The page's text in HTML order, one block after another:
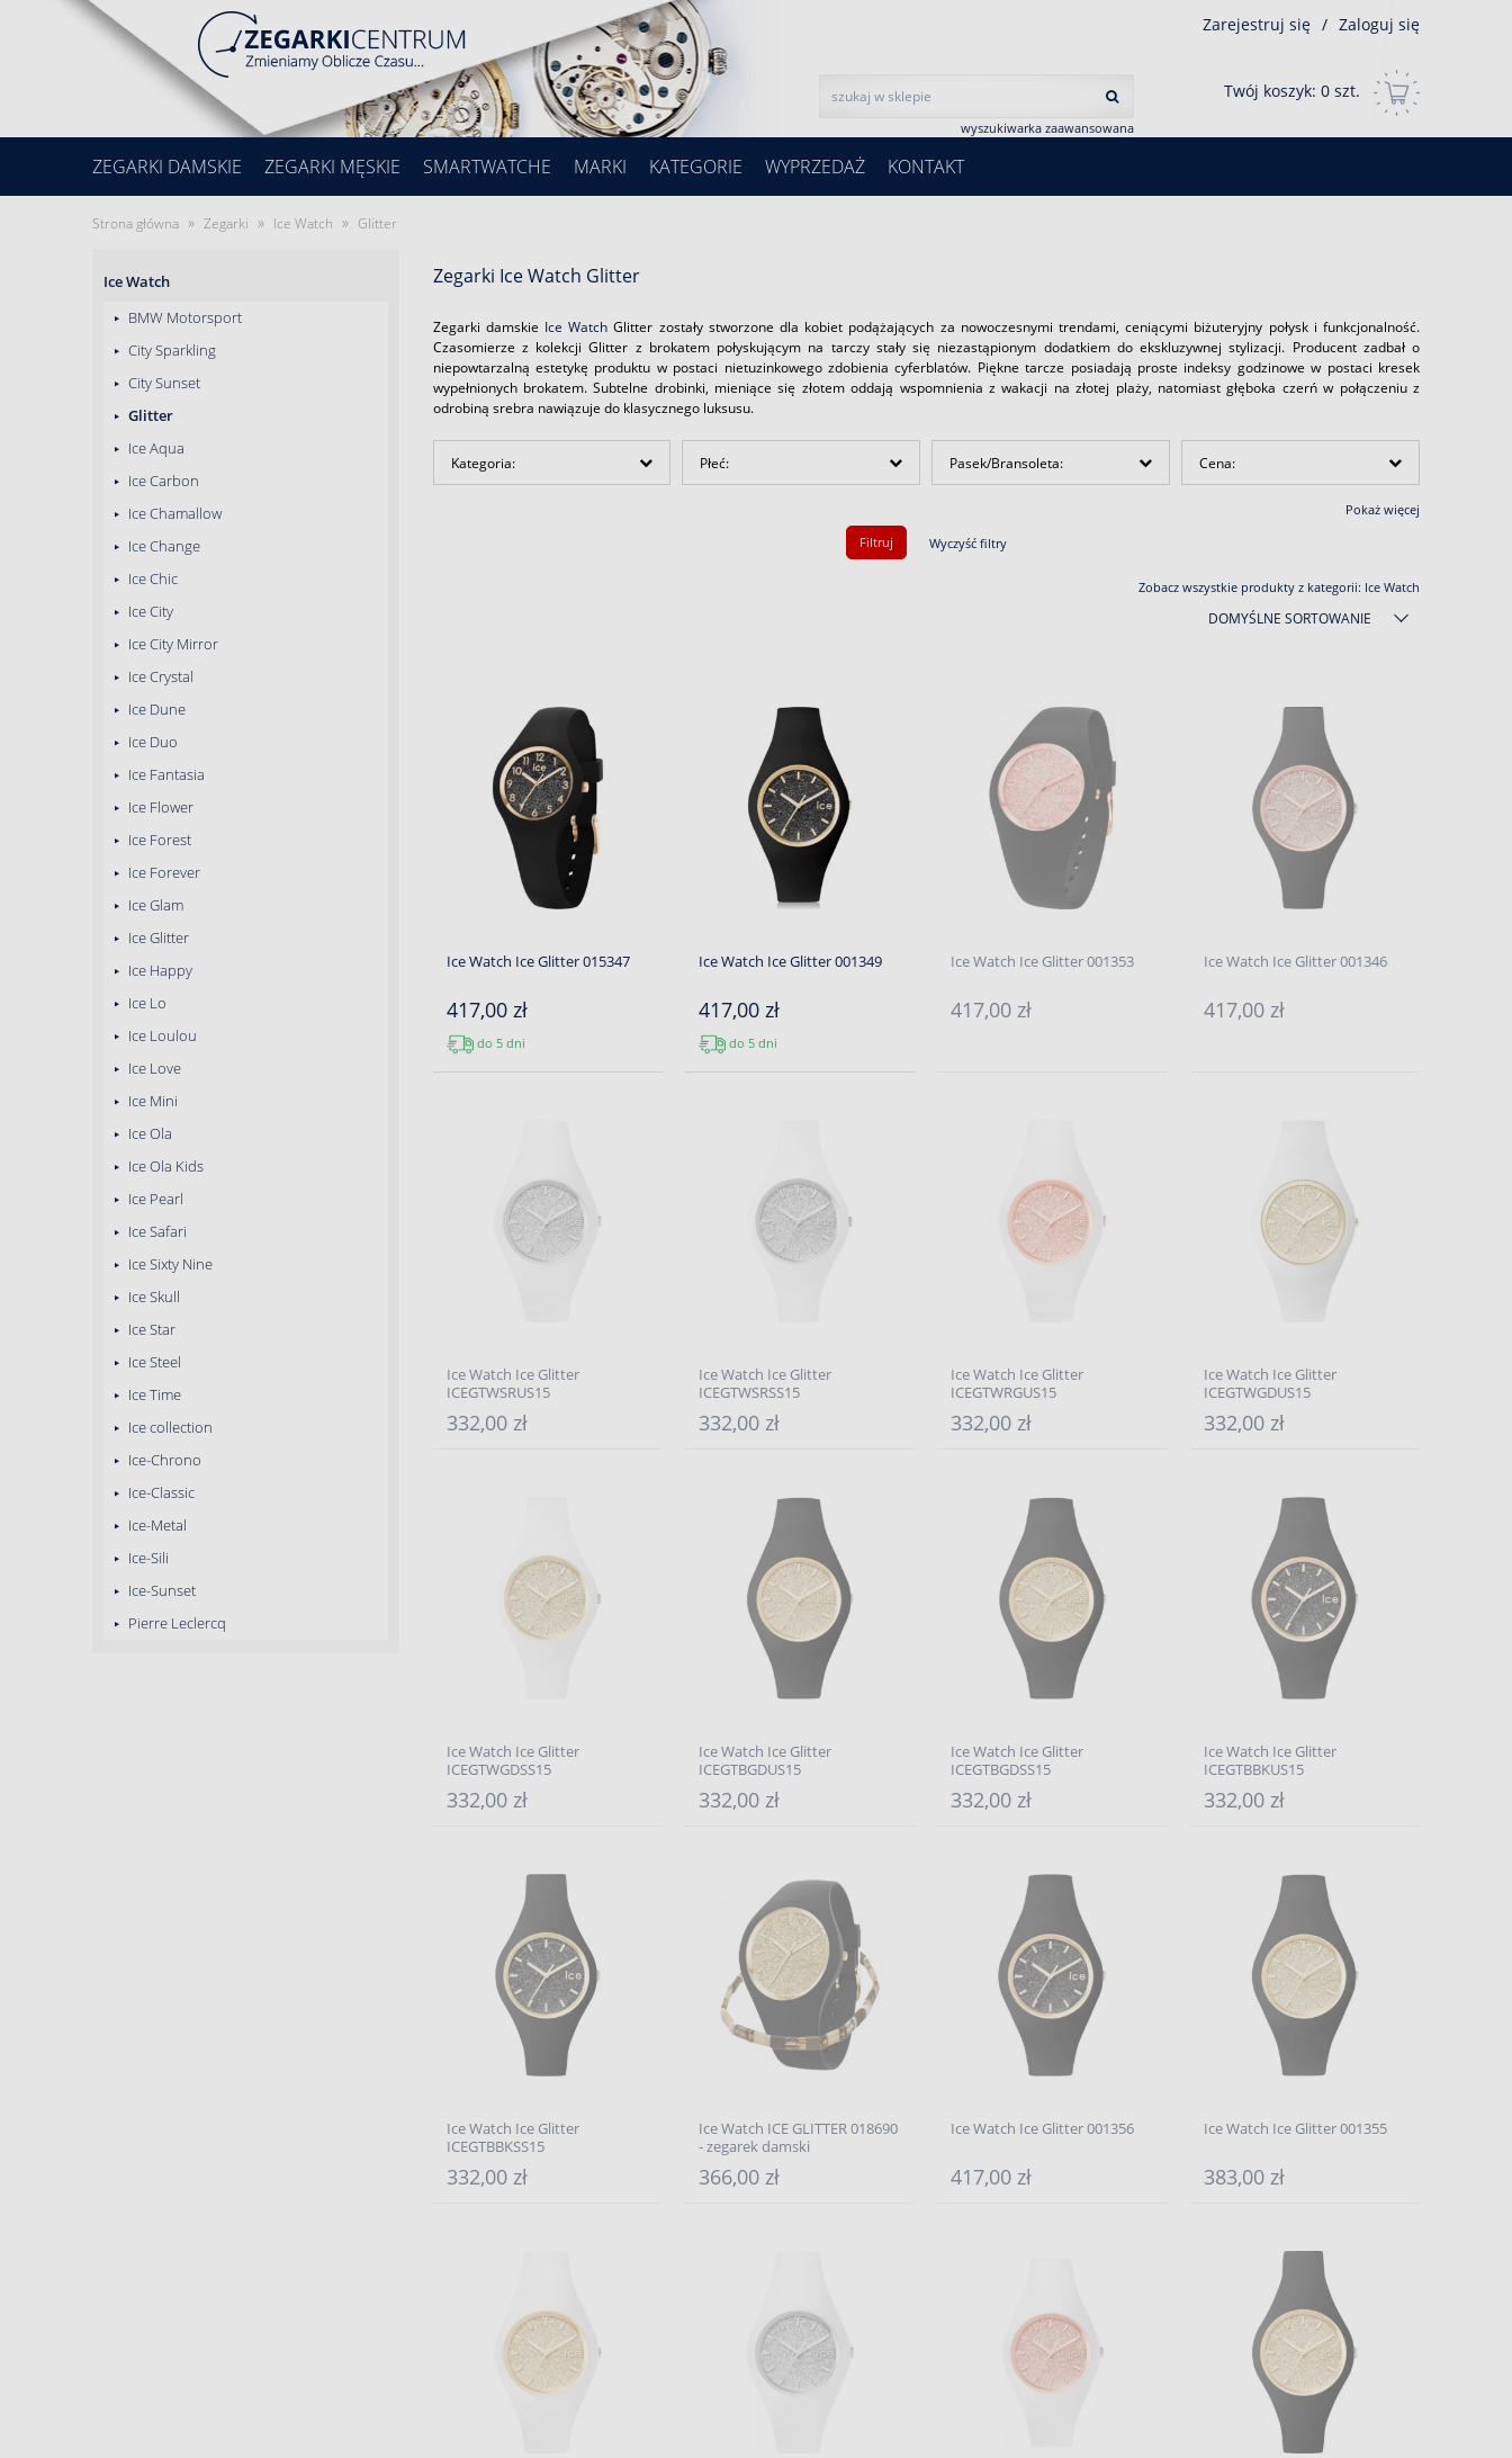
wyszukiwarka zaawansowana
Zarejestruj się / Zaloguj się
Twój koszyk: 0 szt.
ZEGARKI DAMSKIE ZEGARKI MĘSKIE SMARTWATCHE MARKI KATEGORIE WYPRZEDAŻ KONTAKT
Strona główna » Zegarki » Ice Watch » Glitter
Ice Watch
BMW Motorsport
City Sparkling
City Sunset
Glitter
Ice Aqua
Ice Carbon
Ice Chamallow
Ice Change
Ice Chic
Ice City
Ice City Mirror
Ice Crystal
Ice Dune
Ice Duo
Ice Fantasia
Ice Flower
Ice Forest
Ice Forever
Ice Glam
Ice Glitter
Ice Happy
Ice Lo
Ice Loulou
Ice Love
Ice Mini
Ice Ola
Ice Ola Kids
Ice Pearl
Ice Safari
Ice Sixty Nine
Ice Skull
Ice Star
Ice Steel
Ice Time
Ice collection
Ice-Chrono
Ice-Classic
Ice-Metal
Ice-Sili
Ice-Sunset
Pierre Leclercq
Zegarki Ice Watch Glitter
Zegarki damskie Ice Watch Glitter zostały stworzone dla kobiet podążających za nowoczesnymi trendami, ceniącymi biżuteryjny połysk i funkcjonalność.
Czasomierze z kolekcji Glitter z brokatem połyskującym na tarczy stały się niezastąpionym dodatkiem do ekskluzywnej stylizacji. Producent zadbał o
niepowtarzalną estetykę produktu w postaci nietuzinkowego zdobienia cyferblatów. Piękne tarcze posiadają proste indeksy godzinowe w postaci kresek
wypełnionych brokatem. Subtelne drobinki, mieniące się złotem oddają wspomnienia z wakacji na złotej plaży, natomiast głęboka czerń w połączeniu z
odrobiną srebra nawiązuje do klasycznego luksusu.
Kategoria: Płeć: Pasek/Bransoleta: Cena:
Pokaż więcej
Filtruj
Wyczyść filtry
Zobacz wszystkie produkty z kategorii: Ice Watch
DOMYŚLNE SORTOWANIE
Ice Watch Ice Glitter 015347
417,00 zł
do 5 dni
Ice Watch Ice Glitter 001349
417,00 zł
do 5 dni
Ice Watch Ice Glitter 001353
417,00 zł
Ice Watch Ice Glitter 001346
417,00 zł
Ice Watch Ice Glitter
ICEGTWSRUS15
332,00 zł
Ice Watch Ice Glitter
ICEGTWSRSS15
332,00 zł
Ice Watch Ice Glitter
ICEGTWRGUS15
332,00 zł
Ice Watch Ice Glitter
ICEGTWGDUS15
332,00 zł
Ice Watch Ice Glitter
ICEGTWGDSS15
332,00 zł
Ice Watch Ice Glitter
ICEGTBGDUS15
332,00 zł
Ice Watch Ice Glitter
ICEGTBGDSS15
332,00 zł
Ice Watch Ice Glitter
ICEGTBBKUS15
332,00 zł
Ice Watch Ice Glitter
ICEGTBBKSS15
332,00 zł
Ice Watch ICE GLITTER 018690
- zegarek damski
366,00 zł
Ice Watch Ice Glitter 001356
417,00 zł
Ice Watch Ice Glitter 001355
383,00 zł